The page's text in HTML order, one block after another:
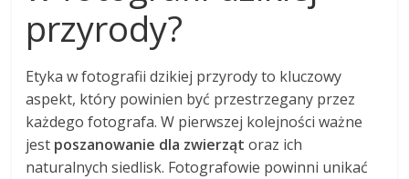
przyrody?
Etyka w fotografii dzikiej przyrody to kluczowy
aspekt, który powinien być przestrzegany przez
każdego fotografa. W pierwszej kolejności ważne
jest poszanowanie dla zwierząt oraz ich
naturalnych siedlisk. Fotografowie powinni unikać